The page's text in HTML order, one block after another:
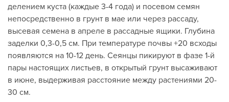
делением куста (каждые 3-4 года) и посевом семян
непосредственно в грунт в мае или через рассаду,
высевая семена в апреле в рассадные ящики. Глубина
заделки 0,3-0,5 см. При температуре почвы +20 всходы
появляются на 10-12 день. Сеянцы пикируют в фазе 1-й
пары настоящих листьев, в открытый грунт высаживают
в июне, выдерживая расстояние между растениями 20-
30 см.